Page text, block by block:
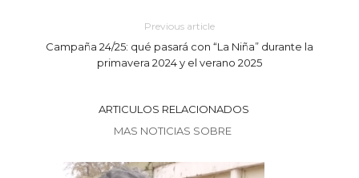
Previous article
Campaña 24/25: qué pasará con “La Niña” durante la
primavera 2024 y el verano 2025
ARTICULOS RELACIONADOS
MAS NOTICIAS SOBRE